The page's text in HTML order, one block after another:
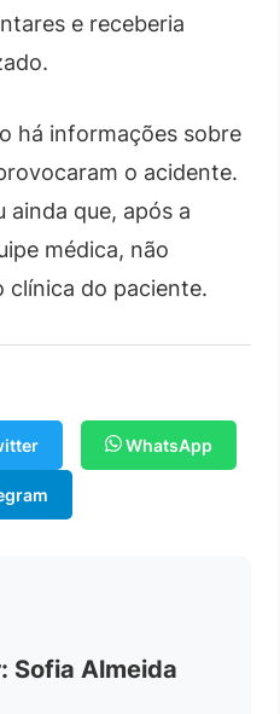
e receberia
há informações sobre
o acidente.
que, após a
médica, não
clínica do paciente.
WhatsApp
Sofia Almeida